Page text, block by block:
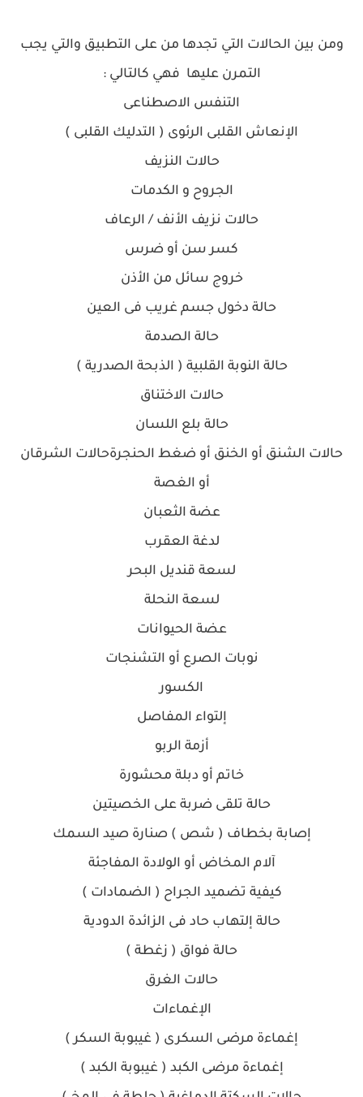
ومن بين الحالات التي تجدها من على التطبيق والتي يجب
التمرن عليها فهي كالتالي :
التنفس الاصطناعى
الإنعاش القلبى الرئوى ( التدليك القلبى )
حالات النزيف
الجروح و الكدمات
حالات نزيف الأنف / الرعاف
كسر سن أو ضرس
خروج سائل من الأذن
حالة دخول جسم غريب فى العين
حالة الصدمة
حالة النوبة القلبية ( الذبحة الصدرية )
حالات الاختناق
حالة بلع اللسان
حالات الشنق أو الخنق أو ضغط الحنجرةحالات الشرقان
أو الغصة
عضة الثعبان
لدغة العقرب
لسعة قنديل البحر
لسعة النحلة
عضة الحيوانات
نوبات الصرع أو التشنجات
الكسور
إلتواء المفاصل
أزمة الربو
خاتم أو دبلة محشورة
حالة تلقى ضربة على الخصيتين
إصابة بخطاف ( شص ) صنارة صيد السمك
آلام المخاض أو الولادة المفاجئة
كيفية تضميد الجراح ( الضمادات )
حالة إلتهاب حاد فى الزائدة الدودية
حالة فواق ( زغطة )
حالات الغرق
الإغماءات
إغماءة مرضى السكرى ( غيبوبة السكر )
إغماءة مرضى الكبد ( غيبوبة الكبد )